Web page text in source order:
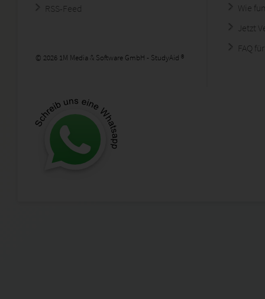
RSS-Feed
© 2026 1M Media & Software GmbH - StudyAid ®
Wie
Jetzt
FAQ